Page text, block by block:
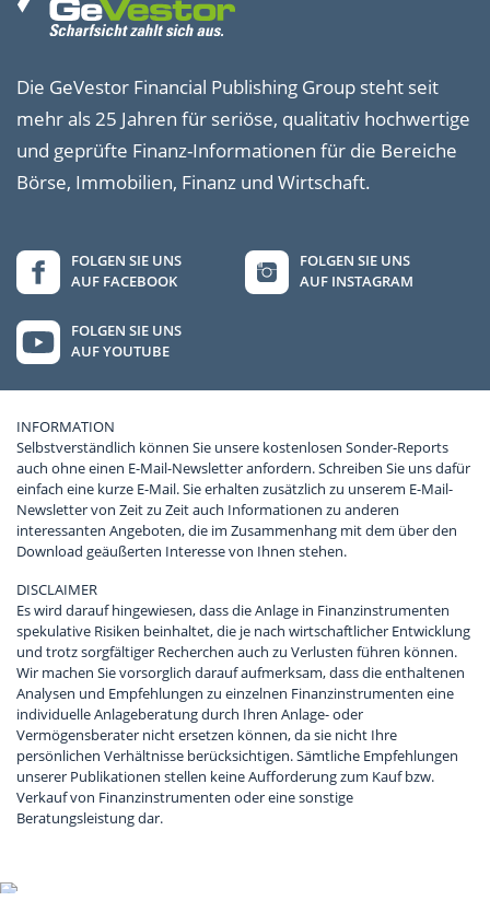
Die GeVestor Financial Publishing Group steht seit
mehr als 25 Jahren für seriöse, qualitativ hochwertige
und geprüfte Finanz-Informationen für die Bereiche
Börse, Immobilien, Finanz und Wirtschaft.
FOLGEN SIE UNS
AUF FACEBOOK
FOLGEN SIE UNS
AUF INSTAGRAM
FOLGEN SIE UNS
AUF YOUTUBE
INFORMATION
Selbstverständlich können Sie unsere kostenlosen Sonder-Reports
auch ohne einen E-Mail-Newsletter anfordern. Schreiben Sie uns dafür
einfach eine kurze E-Mail. Sie erhalten zusätzlich zu unserem E-Mail-
Newsletter von Zeit zu Zeit auch Informationen zu anderen
interessanten Angeboten, die im Zusammenhang mit dem über den
Download geäußerten Interesse von Ihnen stehen.
DISCLAIMER
Es wird darauf hingewiesen, dass die Anlage in Finanzinstrumenten
spekulative Risiken beinhaltet, die je nach wirtschaftlicher Entwicklung
und trotz sorgfältiger Recherchen auch zu Verlusten führen können.
Wir machen Sie vorsorglich darauf aufmerksam, dass die enthaltenen
Analysen und Empfehlungen zu einzelnen Finanzinstrumenten eine
individuelle Anlageberatung durch Ihren Anlage- oder
Vermögensberater nicht ersetzen können, da sie nicht Ihre
persönlichen Verhältnisse berücksichtigen. Sämtliche Empfehlungen
unserer Publikationen stellen keine Aufforderung zum Kauf bzw.
Verkauf von Finanzinstrumenten oder eine sonstige
Beratungsleistung dar.